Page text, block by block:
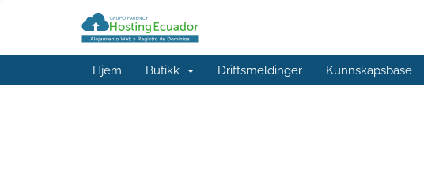
Hjem Butikk Driftsmeldinger Kunnskapsbase